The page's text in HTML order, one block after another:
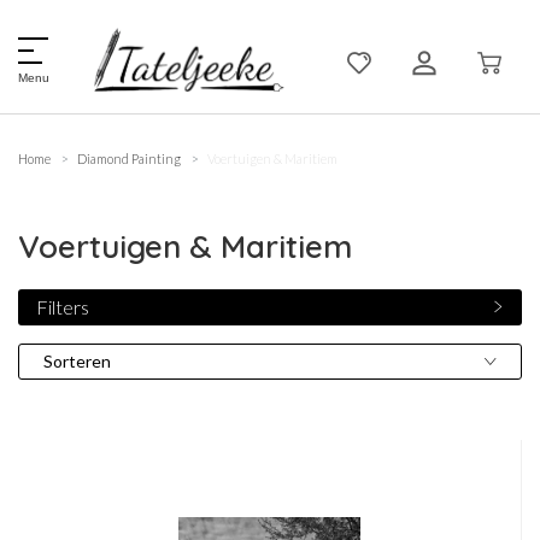
Menu
Home Diamond Painting Voertuigen & Maritiem
Voertuigen & Maritiem
Filters
Sorteren